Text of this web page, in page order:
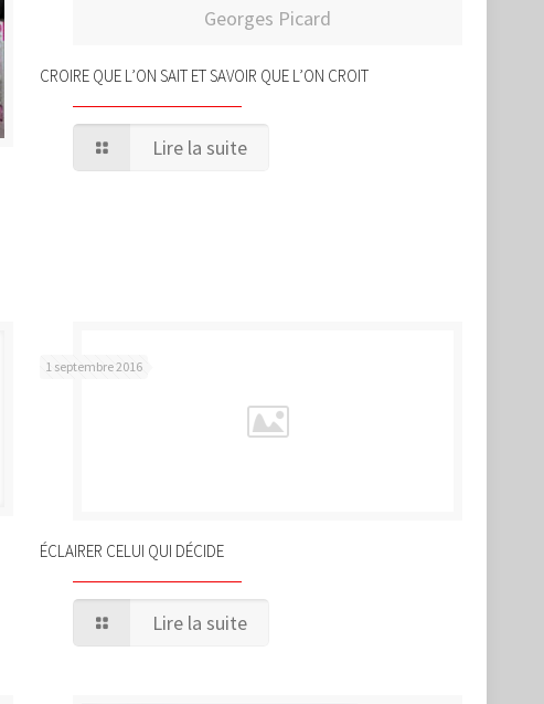
Georges Picard
CROIRE QUE L’ON SAIT ET SAVOIR QUE L’ON CROIT
Lire la suite
1 septembre 2016
ÉCLAIRER CELUI QUI DÉCIDE
Lire la suite